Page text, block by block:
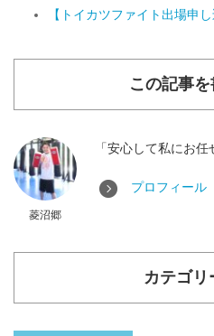
【トイカツファイト出場申
この記事
菱沼郷
「安心して私にお任
プロフィール
カテゴリ